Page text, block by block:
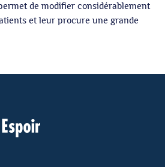
de modifier considérablement
et leur procure une grande